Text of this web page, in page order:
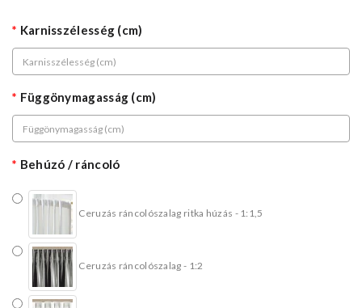
Karnisszélesség (cm)
Függönymagasság (cm)
Behúzó / ráncoló
Ceruzás ráncolószalag ritka húzás - 1:1,5
Ceruzás ráncolószalag - 1:2